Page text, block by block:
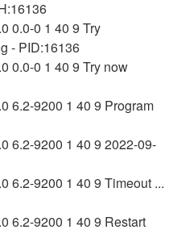
0.0-0 1 40 9 Try
- PID:16136
0.0-0 1 40 9 Try now
6.2-9200 1 40 9 Program
6.2-9200 1 40 9 2022-09-
6.2-9200 1 40 9 Timeout ...
6.2-9200 1 40 9 Restart